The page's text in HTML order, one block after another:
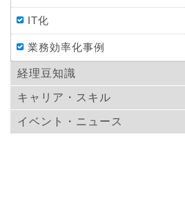
IT化
業務効率化事例
経理豆知識
法律
税金
キャリア・スキル
スキルアップ
イベント・ニュース